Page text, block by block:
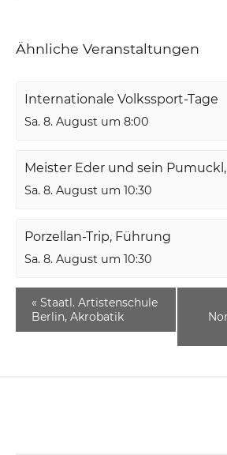
Ähnliche Veranstaltungen
Internationale Volkssport-Tage
Sa. 8. August um 8:00
Meister Eder und sein
Sa. 8. August um 10:30
Porzellan-Trip, Führung
Sa. 8. August um 10:30
« Staatl. Artistenschule
Berlin, Akrobatik